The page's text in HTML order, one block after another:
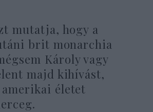
mutatja, hogy a
brit monarchia
Károly vagy
majd kihívást,
amerikai életet